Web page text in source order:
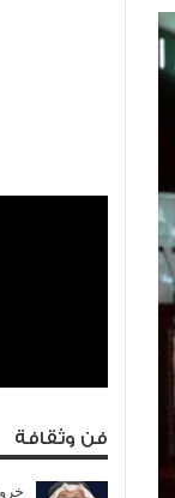
فن وثقافة